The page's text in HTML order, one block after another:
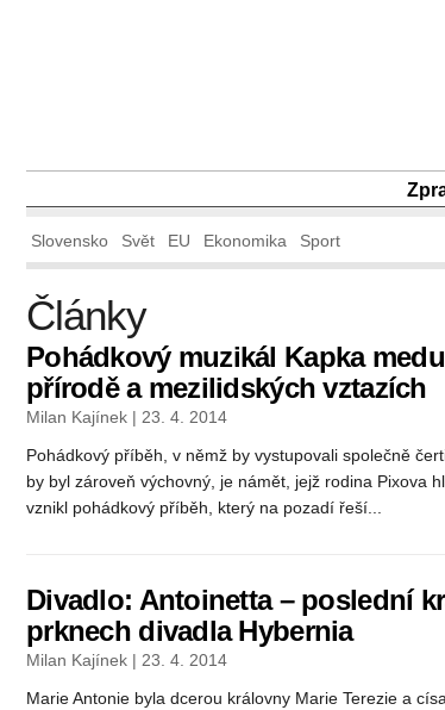
Slovensko Svět EU Ekonomika Sport
Články
Pohádkový muzikál Kapka
přírodě a mezilidských vztazích
Milan Kajínek | 23. 4. 2014
Pohádkový příběh, v němž by vystupovali společně
by byl zároveň výchovný, je námět, jejž rodina Pixova
vznikl pohádkový příběh, který na pozadí řeší...
Divadlo: Antoinetta – poslední
prknech divadla Hybernia
Milan Kajínek | 23. 4. 2014
Marie Antonie byla dcerou královny Marie Terezie a